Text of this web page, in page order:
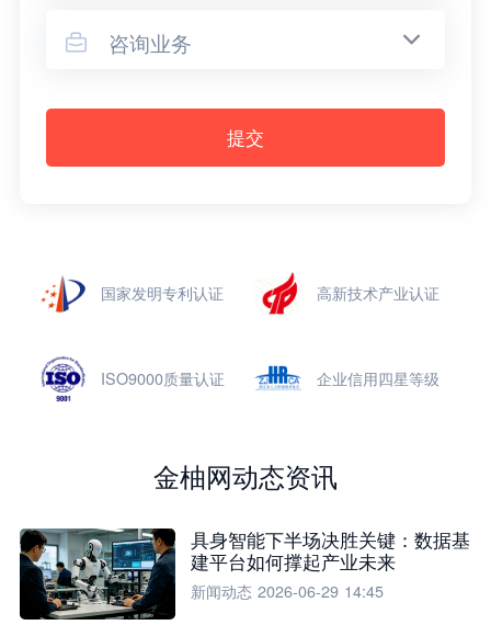
 咨询业务
提交
国家发明专利认证 高新技术产业认证
ISO9000质量认证 企业信用四星等级
金柚网动态资讯
具身智能下半场决胜关键：数据基
建平台如何撑起产业未来
新闻动态 2026-06-29 14:45